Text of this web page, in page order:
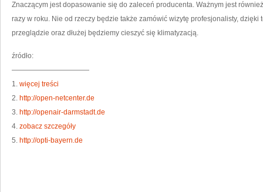
Znaczącym jest dopasowanie się do zaleceń producenta. Ważnym jest
razy w roku. Nie od rzeczy będzie także zamówić wizytę profesjonalisty, dzięki
przeglądzie oraz dłużej będziemy cieszyć się klimatyzacją.
źródło:
———————————
1. więcej treści
2. http://open-netcenter.de
3. http://openair-darmstadt.de
4. zobacz szczegóły
5. http://opti-bayern.de